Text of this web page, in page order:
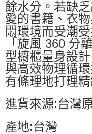
餘水分。若缺
愛的書籍、衣
悶環境而受潮
「旋風 360 分
型櫥櫃量身設
與高效物理循
有條理地打理精
進貨來源:台灣
產地:台灣